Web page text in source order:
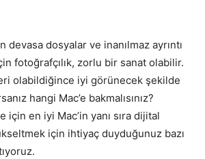
devasa dosyalar ve inanılmaz ayrıntı
fotoğrafçılık, zorlu bir sanat olabilir.
olabildiğince iyi görünecek şekilde
hangi Mac’e bakmalısınız?
için en iyi Mac’in yanı sıra dijital
için ihtiyaç duyduğunuz bazı